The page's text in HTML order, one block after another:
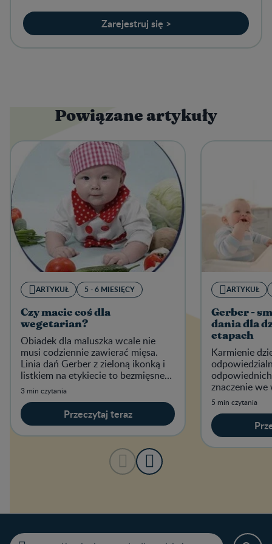
Zarejestruj się >
Powiązane artykuły
ARTYKUŁ 5 - 6 MIESIĘCY
Czy macie coś dla
wegetarian?
Obiadek dla maluszka wcale nie
musi codziennie zawierać mięsa.
Linia dań Gerber z zieloną ikonką i
listkiem na etykiecie to bezmięsne
propozycje przeznaczone dla
niemowląt i małych dzieci.
3 min czytania
Przeczytaj teraz
ARTYKUŁ
Gerber -
dania dla
etapach
Karmienie
znaczenie
5 min czytania